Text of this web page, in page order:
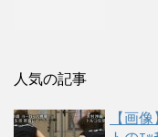
人気の記事
【画